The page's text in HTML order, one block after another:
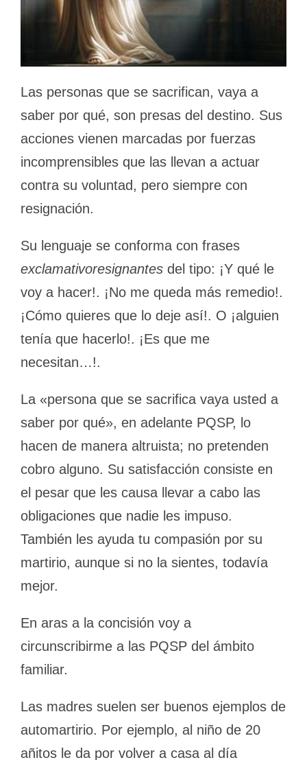
Las personas que se sacrifican, vaya a
saber por qué, son presas del destino. Sus
acciones vienen marcadas por fuerzas
incomprensibles que las llevan a actuar
contra su voluntad, pero siempre con
resignación.
Su lenguaje se conforma con frases
exclamativoresignantes del tipo: ¡Y qué le
voy a hacer!. ¡No me queda más remedio!.
¡Cómo quieres que lo deje así!. O ¡alguien
tenía que hacerlo!. ¡Es que me
necesitan…!.
La «persona que se sacrifica vaya usted a
saber por qué», en adelante PQSP, lo
hacen de manera altruista; no pretenden
cobro alguno. Su satisfacción consiste en
el pesar que les causa llevar a cabo las
obligaciones que nadie les impuso.
También les ayuda tu compasión por su
martirio, aunque si no la sientes, todavía
mejor.
En aras a la concisión voy a
circunscribirme a las PQSP del ámbito
familiar.
Las madres suelen ser buenos ejemplos de
automartirio. Por ejemplo, al niño de 20
añitos le da por volver a casa al día